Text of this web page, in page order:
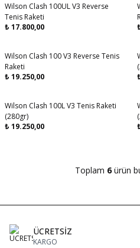
Aynı Gün Kargo
Wilson Clash 100UL V3 Reverse
Tenis Raketi
₺ 17.800,00
Wilson Clash 100 V3 Reverse Tenis
Raketi
₺ 19.250,00
Wilson Clash 100L V3 Tenis Raketi
(280gr)
₺ 19.250,00
Toplam 6ürün
ÜCRETSİZ
KARGO